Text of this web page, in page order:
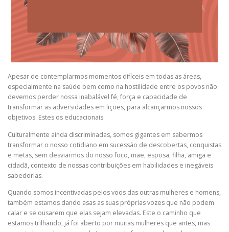
Apesar de contemplarmos momentos difíceis em todas as áreas,
especialmente na saúde bem como na hostilidade entre os povos não
devemos perder nossa inabalável fé, força e capacidade de
transformar as adversidades em lições, para alcançarmos nossos
objetivos. Estes os educacionais.
Culturalmente ainda discriminadas, somos gigantes em sabermos
transformar o nosso cotidiano em sucessão de descobertas, conquistas
e metas, sem desviarmos do nosso foco, mãe, esposa, filha, amiga e
cidadã, contexto de nossas contribuições em habilidades e inegáveis
sabedorias.
Quando somos incentivadas pelos voos das outras mulheres e homens,
também estamos dando asas as suas próprias vozes que não podem
calar e se ousarem que elas sejam elevadas. Este o caminho que
estamos trilhando, já foi aberto por muitas mulheres que antes, mas